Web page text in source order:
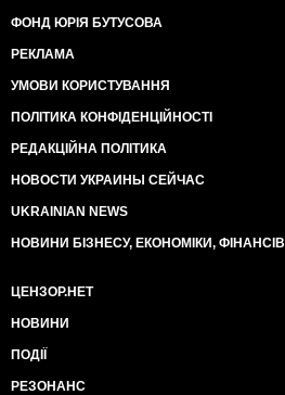
ФОНД ЮРІЯ БУТУСОВА
РЕКЛАМА
УМОВИ КОРИСТУВАННЯ
ПОЛІТИКА КОНФІДЕНЦІЙНОСТІ
РЕДАКЦІЙНА ПОЛІТИКА
НОВОСТИ УКРАИНЫ СЕЙЧАС
UKRAINIAN NEWS
НОВИНИ БІЗНЕСУ, ЕКОНОМІКИ, ФІНАНСІВ
ЦЕНЗОР.НЕТ
НОВИНИ
ПОДІЇ
РЕЗОНАНС